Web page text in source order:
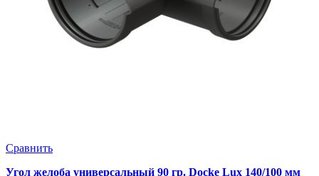
Сравнить
Угол желоба универсальный 90 гр. Docke Lux 140/100 мм